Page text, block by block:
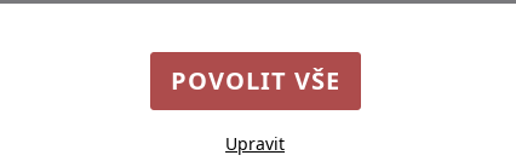
POVOLIT VŠE
Upravit